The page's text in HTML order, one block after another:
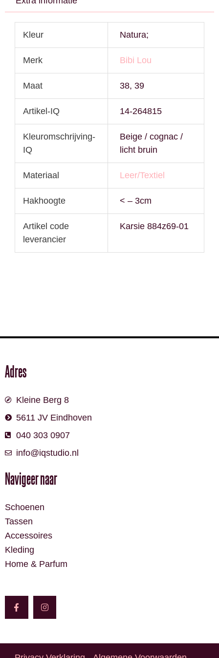
Kleur Natura;
Merk Bibi Lou
Maat 38, 39
Artikel-IQ 14-264815
Kleuromschrijving-
IQ
Beige / cognac /
licht bruin
Materiaal Leer/Textiel
Hakhoogte < – 3cm
Artikel code
leverancier
Karsie 884z69-01
Adres
Kleine Berg 8
5611 JV Eindhoven
040 303 0907
info@iqstudio.nl
Navigeer naar
Schoenen
Tassen
Accessoires
Kleding
Home & Parfum
c
e
b
k
t
a
a